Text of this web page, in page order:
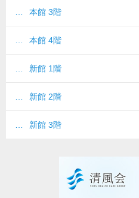
本館 3階
本館 4階
新館 1階
新館 2階
新館 3階